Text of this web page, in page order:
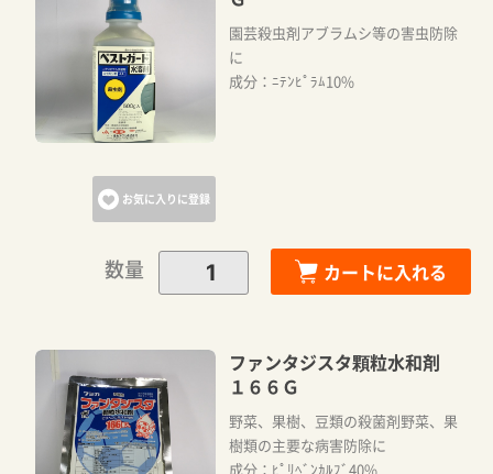
お気に入りに登録
園芸殺虫剤アブラムシ等の害虫防除
に
成分：ﾆﾃﾝﾋﾟﾗﾑ10%
数量 カートに入れる
ファンタジスタ顆粒水和剤
１６６Ｇ
野菜、果樹、豆類の殺菌剤野菜、果
樹類の主要な病害防除に
成分：ﾋﾟﾘﾍﾞﾝｶﾙﾌﾞ40%